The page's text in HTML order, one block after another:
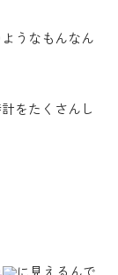
うなもんなん
をたくさんし
に見えるんで